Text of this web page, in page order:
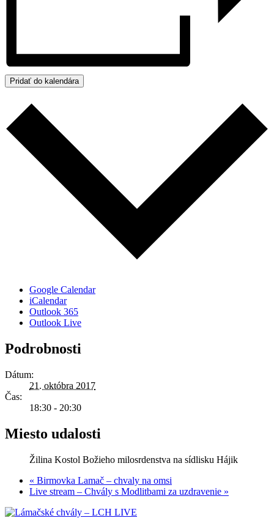
Pridať do kalendára
Google Calendar
iCalendar
Outlook 365
Outlook Live
Podrobnosti
Dátum:
21. októbra 2017
Čas:
18:30 - 20:30
Miesto udalosti
Žilina Kostol Božieho milosrdenstva na sídlisku Hájik
« Birmovka Lamač – chvaly na omsi
Live stream – Chvály s Modlitbami za uzdravenie »